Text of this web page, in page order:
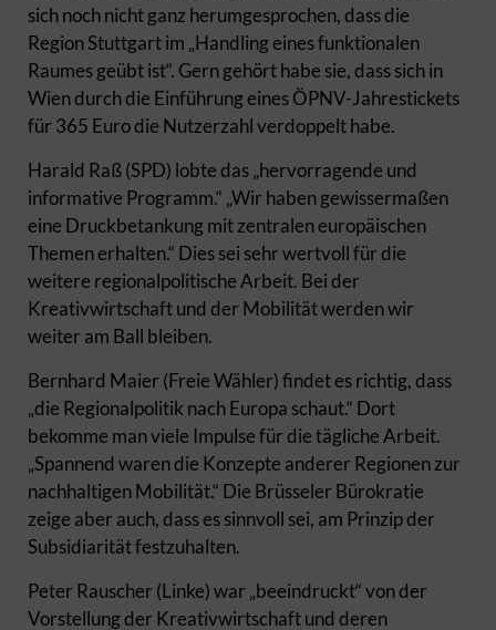
sich noch nicht ganz herumgesprochen, dass die
Region Stuttgart im „Handling eines funktionalen
Raumes geübt ist“. Gern gehört habe sie, dass sich in
Wien durch die Einführung eines ÖPNV-Jahrestickets
für 365 Euro die Nutzerzahl verdoppelt habe.
Harald Raß (SPD) lobte das „hervorragende und
informative Programm.“ „Wir haben gewissermaßen
eine Druckbetankung mit zentralen europäischen
Themen erhalten.“ Dies sei sehr wertvoll für die
weitere regionalpolitische Arbeit. Bei der
Kreativwirtschaft und der Mobilität werden wir
weiter am Ball bleiben.
Bernhard Maier (Freie Wähler) findet es richtig, dass
„die Regionalpolitik nach Europa schaut.“ Dort
bekomme man viele Impulse für die tägliche Arbeit.
„Spannend waren die Konzepte anderer Regionen zur
nachhaltigen Mobilität.“ Die Brüsseler Bürokratie
zeige aber auch, dass es sinnvoll sei, am Prinzip der
Subsidiarität festzuhalten.
Peter Rauscher (Linke) war „beeindruckt“ von der
Vorstellung der Kreativwirtschaft und deren